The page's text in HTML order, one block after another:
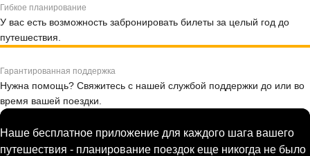
Гибкое планирование
У вас есть возможность забронировать билеты за целый год до
путешествия.
Гарантированная поддержка
Нужна помощь? Свяжитесь с нашей службой поддержки до или во
время вашей поездки.
Наше бесплатное приложение для каждого шага вашего
путешествия - планирование поездок еще никогда не было